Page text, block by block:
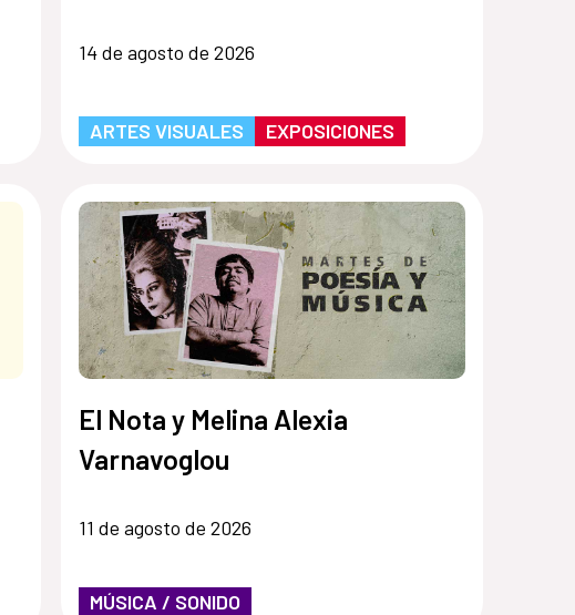
14 de agosto de 2026
ARTES VISUALES EXPOSICIONES
El Nota y Melina Alexia
Varnavoglou
11 de agosto de 2026
MÚSICA / SONIDO